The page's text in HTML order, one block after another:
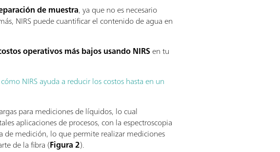
de muestra, ya que no es necesario
NIRS puede cuantificar el contenido de agua en
operativos más bajos usando NIRS en tu
NIRS ayuda a reducir los costos hasta en un
para mediciones de líquidos, lo cual
aplicaciones de procesos, con la espectroscopia
de medición, lo que permite realizar mediciones
de la fibra (Figura 2).